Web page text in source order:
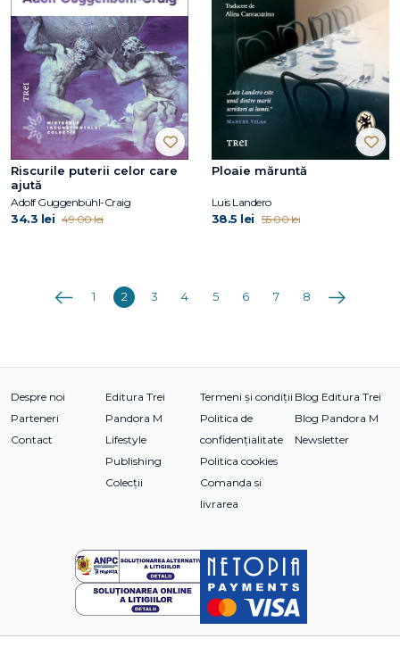
Riscurile puterii celor care
ajută
Adolf Guggenbühl-Craig
34.3 lei 49.00 lei
Ploaie măruntă
Luis Landero
38.5 lei 55.00 lei
Anterioara
1 2 3 4 5 6 7 8 Următoarea
Despre noi
Parteneri
Contact
Editura Trei
Pandora M
Lifestyle
Publishing
Colecții
Termeni și condiții
Politica de
confidențialitate
Politica cookies
Comanda si
livrarea
Blog Editura Trei
Blog Pandora M
Newsletter